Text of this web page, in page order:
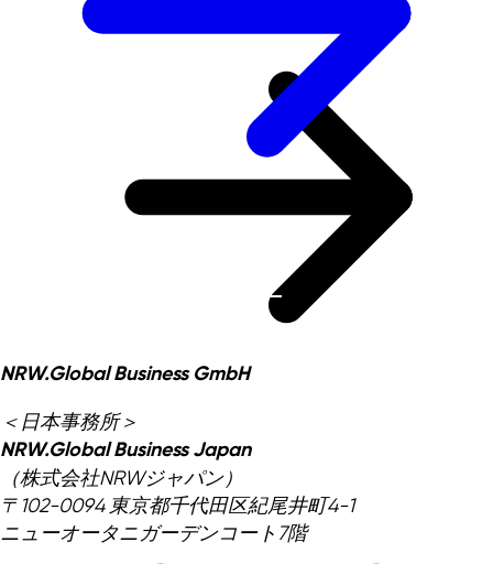
NRW.Global Business GmbH
＜日本事務所＞
NRW.Global Business Japan
（株式会社NRWジャパン）
〒102-0094 東京都千代田区紀尾井町4-1
ニューオータニガーデンコート7階